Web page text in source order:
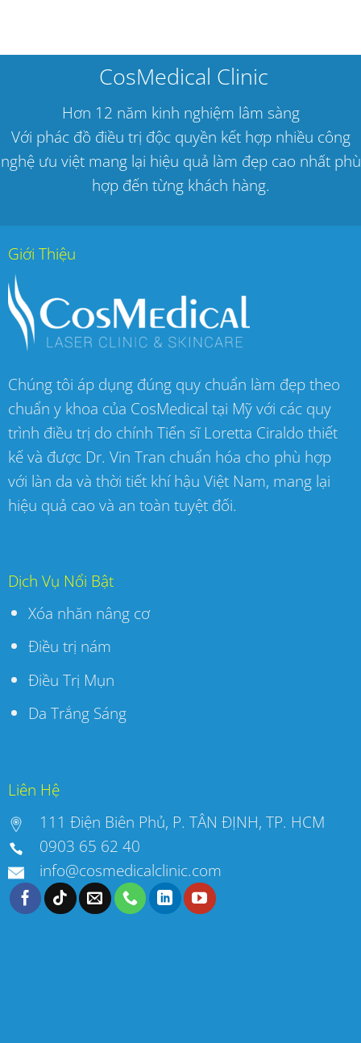
CosMedical Clinic
Hơn 12 năm kinh nghiệm lâm sàng
Với phác đồ điều trị độc quyền kết hợp nhiều công
nghệ ưu việt mang lại hiệu quả làm đẹp cao nhất phù
hợp đến từng khách hàng.
Giới Thiệu
Chúng tôi áp dụng đúng quy chuẩn làm đẹp theo
chuẩn y khoa của CosMedical tại Mỹ với các quy
trình điều trị do chính Tiến sĩ Loretta Ciraldo thiết
kế và được Dr. Vin Tran chuẩn hóa cho phù hợp
với làn da và thời tiết khí hậu Việt Nam, mang lại
hiệu quả cao và an toàn tuyệt đối.
Dịch Vụ Nổi Bật
Xóa nhăn nâng cơ
Điều trị nám
Điều Trị Mụn
Da Trắng Sáng
Liên Hệ
111 Điện Biên Phủ, P. TÂN ĐỊNH, TP. HCM
0903 65 62 40
info@cosmedicalclinic.com